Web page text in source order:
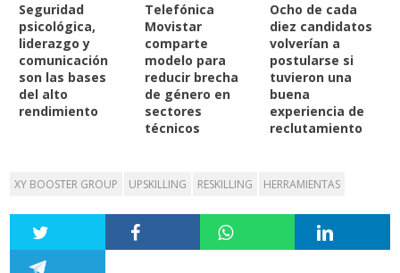
Seguridad
psicológica,
liderazgo y
comunicación
son las bases
del alto
rendimiento
Telefónica
Movistar
comparte
modelo para
reducir brecha
de género en
sectores
técnicos
Ocho de cada
diez candidatos
volverían a
postularse si
tuvieron una
buena
experiencia de
reclutamiento
XY BOOSTER GROUP UPSKILLING RESKILLING HERRAMIENTAS